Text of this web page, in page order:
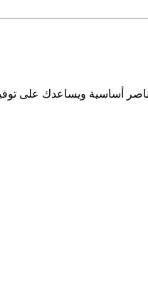
أساسية ويساعدك على